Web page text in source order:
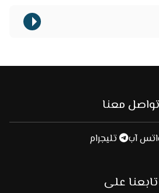
تواصل معنا
آب تليجرام
تابعنا على